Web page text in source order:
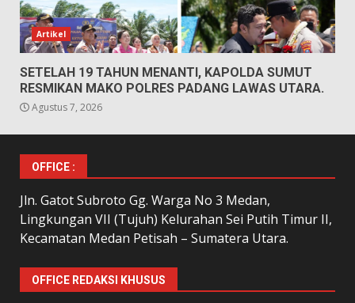
Artikel
SETELAH 19 TAHUN MENANTI, KAPOLDA SUMUT
RESMIKAN MAKO POLRES PADANG LAWAS UTARA.
Agustus 7, 2026
OFFICE :
Jln. Gatot Subroto Gg. Warga No 3 Medan,
Lingkungan VII (Tujuh) Kelurahan Sei Putih Timur II,
Kecamatan Medan Petisah – Sumatera Utara.
OFFICE REDAKSI KHUSUS